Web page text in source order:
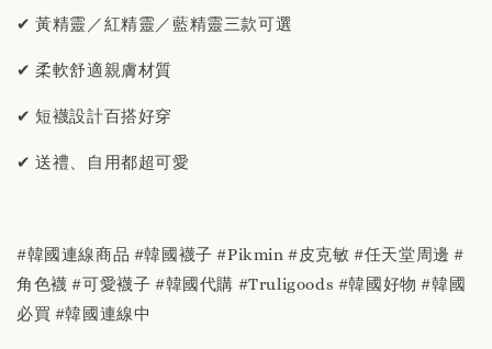
✔ 黃精靈／紅精靈／藍精靈三款可選
✔ 柔軟舒適親膚材質
✔ 短襪設計百搭好穿
✔ 送禮、自用都超可愛
#韓國連線商品 #韓國襪子 #Pikmin #皮克敏 #任天堂周邊 #
角色襪 #可愛襪子 #韓國代購 #Truligoods #韓國好物 #韓國
必買 #韓國連線中